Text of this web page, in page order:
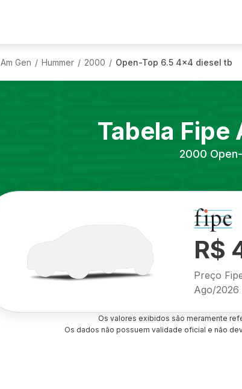
Am Gen / Hummer / 2000 / Open-Top 6.5 4x4 diesel tb
Tabela Fipe
2000
R$
Preço
Ago/2026
Os valores exibidos são meramente
Os dados não possuem validade oficial e não